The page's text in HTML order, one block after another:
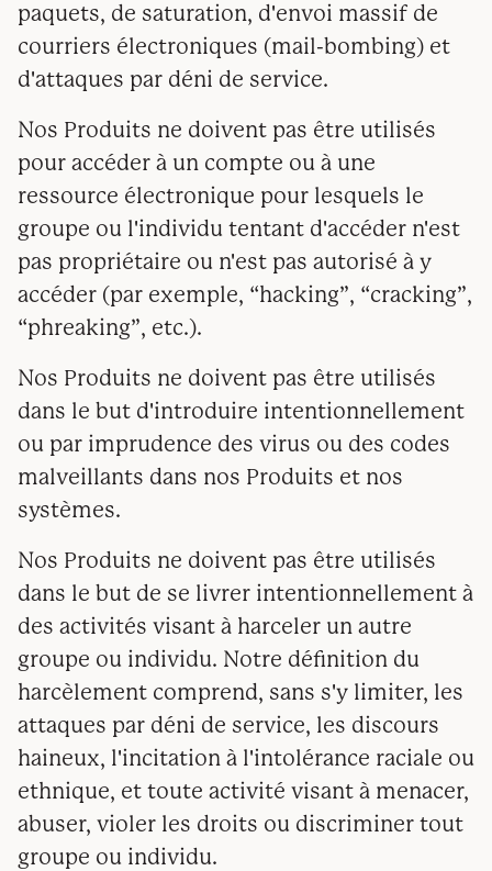
paquets, de saturation, d'envoi massif de
courriers électroniques (mail-bombing) et
d'attaques par déni de service.
Nos Produits ne doivent pas être utilisés
pour accéder à un compte ou à une
ressource électronique pour lesquels le
groupe ou l'individu tentant d'accéder n'est
pas propriétaire ou n'est pas autorisé à y
accéder (par exemple, “hacking”, “cracking”,
“phreaking”, etc.).
Nos Produits ne doivent pas être utilisés
dans le but d'introduire intentionnellement
ou par imprudence des virus ou des codes
malveillants dans nos Produits et nos
systèmes.
Nos Produits ne doivent pas être utilisés
dans le but de se livrer intentionnellement à
des activités visant à harceler un autre
groupe ou individu. Notre définition du
harcèlement comprend, sans s'y limiter, les
attaques par déni de service, les discours
haineux, l'incitation à l'intolérance raciale ou
ethnique, et toute activité visant à menacer,
abuser, violer les droits ou discriminer tout
groupe ou individu.